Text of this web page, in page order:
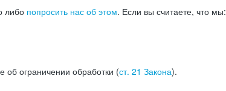
либо попросить нас об этом. Если вы считаете, что мы:
об ограничении обработки (ст. 21 Закона).